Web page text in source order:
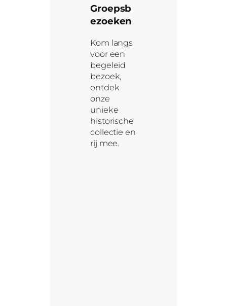
Groepsb
ezoeken
Kom langs
voor een
begeleid
bezoek,
ontdek
onze
unieke
historische
collectie en
rij mee.